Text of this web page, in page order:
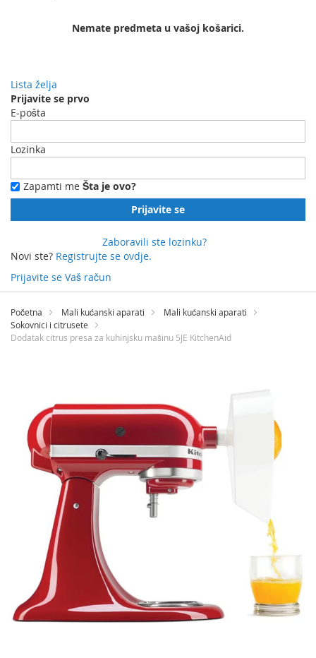
Nemate predmeta u vašoj košarici.
Lista želja
Prijavite se prvo
E-pošta
Lozinka
Zapamti me Šta je ovo?
Prijavite se
Zaboravili ste lozinku?
Novi ste? Registrujte se ovdje.
Prijavite se Vaš račun
Preskočite
sadržaj
Početna Mali kućanski aparati
Mali kućanski aparati
Sokovnici i citrusete
Dodatak citrus presa za kuhinjsku mašinu 5JE KitchenAid
galerije
slika